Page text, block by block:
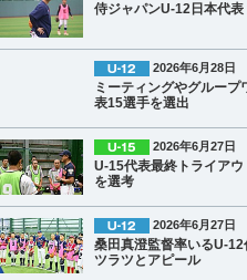
侍ジャパンU-12日本代
2026年6月28日
ミーティングやグルー
表15選手を選出
2026年6月27日
U-15代表最終トライア
を選考
2026年6月27日
桑田真澄監督率いるU-
ツラツとアピール